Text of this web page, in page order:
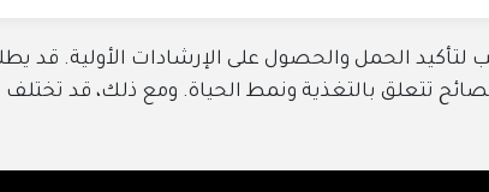
لتأكيد الحمل والحصول على الإرشادات الأولية. قد
تتعلق بالتغذية ونمط الحياة. ومع ذلك، قد تختلف